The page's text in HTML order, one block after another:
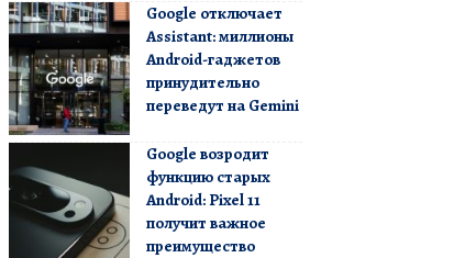
Google отключает
Assistant: миллионы
Android-гаджетов
принудительно
переведут на Gemini
Google возродит
функцию старых
Android: Pixel 11
получит важное
преимущество